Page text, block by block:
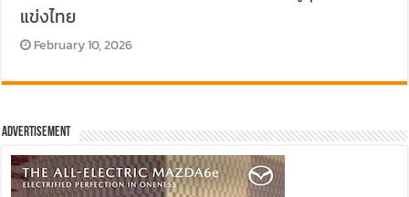
แข่งไทย
February 10, 2026
Advertisement